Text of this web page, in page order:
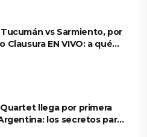
vs Sarmiento, por
Clausura EN VIVO: a qué
llega por primera
los secretos para